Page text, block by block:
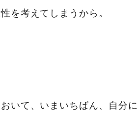
を考えてしまうから。
いて、いまいちばん、自分に